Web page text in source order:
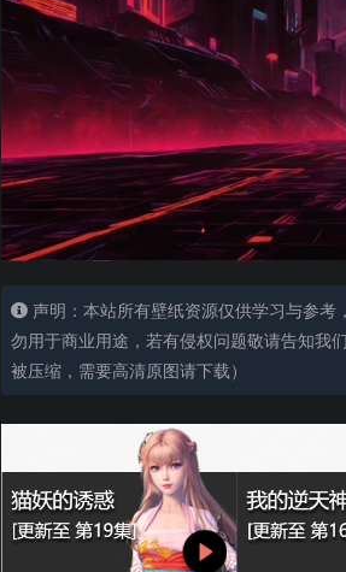
声明：本站所有壁纸资源仅供学习与参
勿用于商业用途，若有侵权问题敬请告知我
被压缩，需要高清原图请下载）